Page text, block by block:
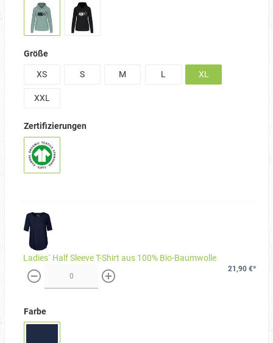
Größe
XS
S M L XL
XXL
Zertifizierungen
Ladies´ Half Sleeve T-Shirt aus 100% Bio-Baumwolle
weniger mehr
21,90 €*
Farbe